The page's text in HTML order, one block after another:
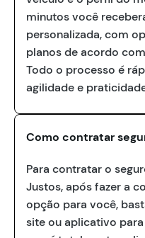
minutos você
personalizada, com
planos de acordo
Todo o processo é
agilidade e
Como contratar
Para contratar o
Justos, após fazer a
opção para você,
site ou aplicativo